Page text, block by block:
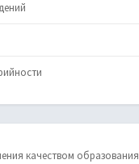
качеством образования